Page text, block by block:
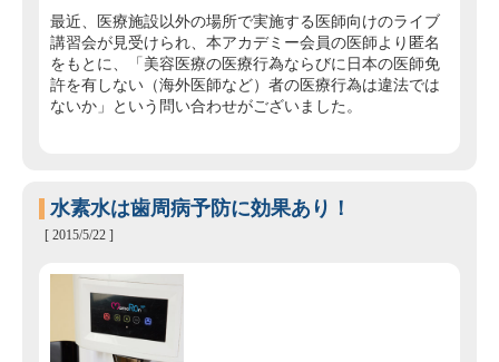
最近、医療施設以外の場所で実施する医師向けのライブ
講習会が見受けられ、本アカデミー会員の医師より匿名
をもとに、「美容医療の医療行為ならびに日本の医師免
許を有しない（海外医師など）者の医療行為は違法では
ないか」という問い合わせがございました。
水素水は歯周病予防に効果あり！
[ 2015/5/22 ]